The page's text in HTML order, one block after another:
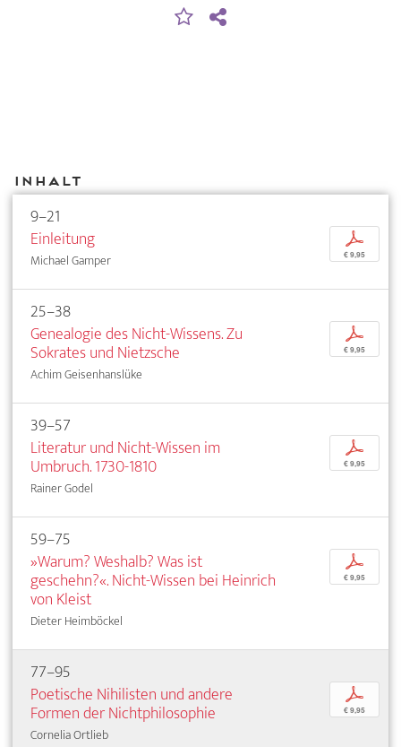
Inhalt
9–21
Einleitung
Michael Gamper
p
€ 9,95
25–38
Genealogie des Nicht-Wissens. Zu
Sokrates und Nietzsche
Achim Geisenhanslüke
p
€ 9,95
39–57
Literatur und Nicht-Wissen im
Umbruch. 1730-1810
Rainer Godel
p
€ 9,95
59–75
»Warum? Weshalb? Was ist
geschehn?«. Nicht-Wissen bei Heinrich
von Kleist
Dieter Heimböckel
p
€ 9,95
77–95
Poetische Nihilisten und andere
Formen der Nichtphilosophie
Cornelia Ortlieb
p
€ 9,95